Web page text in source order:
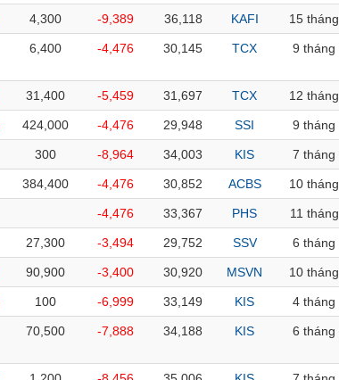
4,300 -9,389 36,118 KAFI 15 tháng
6,400 -4,476 30,145 TCX 9 tháng
31,400 -5,459 31,697 TCX 12 tháng
424,000 -4,476 29,948 SSI 9 tháng
300 -8,964 34,003 KIS 7 tháng
384,400 -4,476 30,852 ACBS 10 tháng
-4,476 33,367 PHS 11 tháng
27,300 -3,494 29,752 SSV 6 tháng
90,900 -3,400 30,920 MSVN 10 tháng
100 -6,999 33,149 KIS 4 tháng
70,500 -7,888 34,188 KIS 6 tháng